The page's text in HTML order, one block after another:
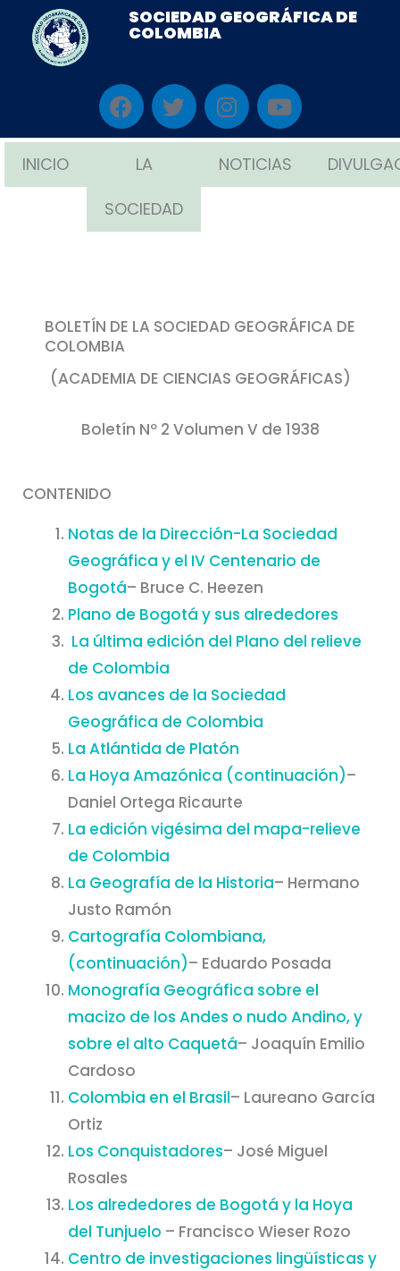
contenido
SOCIEDAD GEOGRÁFICA DE
COLOMBIA
F
a
c
o
o
T
w
i
e
r
I
n
s
t
a
Y
o
u
t
u
INICIO
LA
SOCIEDAD
NOTICIAS
BOLETÍN DE LA SOCIEDAD GEOGRÁFICA DE
COLOMBIA
(ACADEMIA DE CIENCIAS GEOGRÁFICAS)
Boletín Nº 2 Volumen V de 1938
CONTENIDO
Notas de la Dirección-La Sociedad
Geográfica y el IV Centenario de
Bogotá– Bruce C. Heezen
Plano de Bogotá y sus alrededores
La última edición del Plano del relieve
de Colombia
Los avances de la Sociedad
Geográfica de Colombia
La Atlántida de Platón
La Hoya Amazónica (continuación)–
Daniel Ortega Ricaurte
La edición vigésima del mapa-relieve
de Colombia
La Geografía de la Historia– Hermano
Justo Ramón
Cartografía Colombiana,
(continuación)– Eduardo Posada
Monografía Geográfica sobre el
macizo de los Andes o nudo Andino, y
sobre el alto Caquetá– Joaquín Emilio
Cardoso
Colombia en el Brasil– Laureano García
Ortiz
Los Conquistadores– José Miguel
Rosales
Los alrededores de Bogotá y la Hoya
del Tunjuelo – Francisco Wieser Rozo
Centro de investigaciones lingüísticas y